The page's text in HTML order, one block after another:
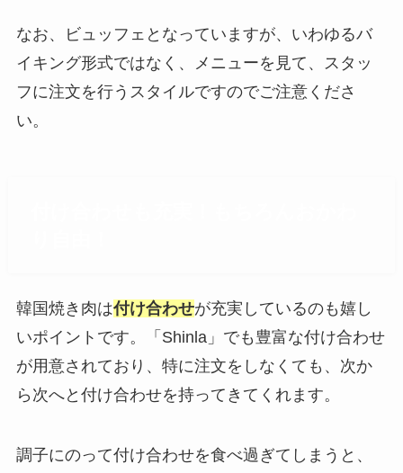
なお、ビュッフェとなっていますが、いわゆるバ
イキング形式ではなく、メニューを見て、スタッ
フに注文を行うスタイルですのでご注意くださ
い。
韓国焼き肉は付け合わせが充実しているのも嬉し
いポイントです。「Shinla」でも豊富な付け合わせ
が用意されており、特に注文をしなくても、次か
ら次へと付け合わせを持ってきてくれます。
調子にのって付け合わせを食べ過ぎてしまうと、